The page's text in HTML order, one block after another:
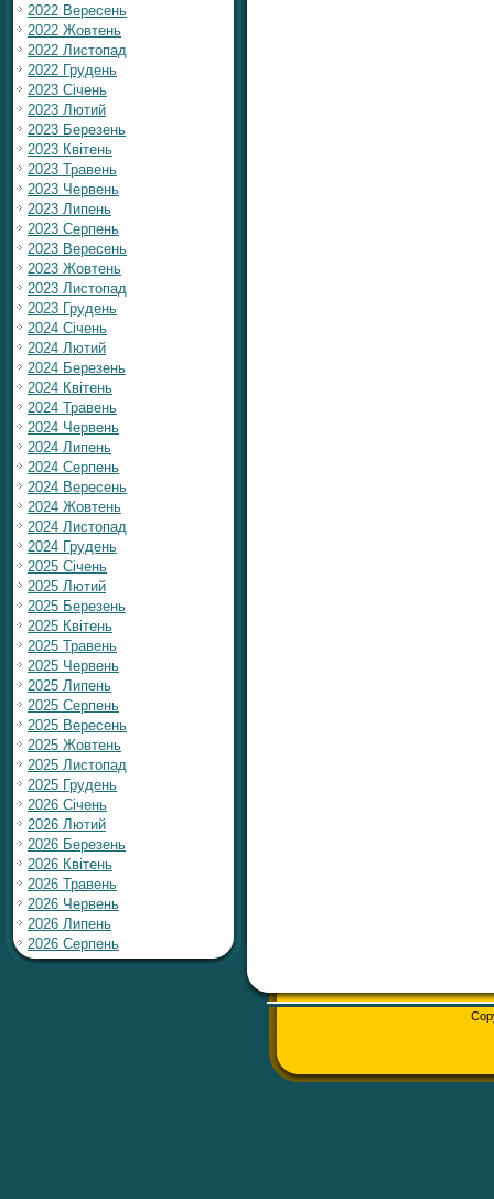
2022 Вересень
2022 Жовтень
2022 Листопад
2022 Грудень
2023 Січень
2023 Лютий
2023 Березень
2023 Квітень
2023 Травень
2023 Червень
2023 Липень
2023 Серпень
2023 Вересень
2023 Жовтень
2023 Листопад
2023 Грудень
2024 Січень
2024 Лютий
2024 Березень
2024 Квітень
2024 Травень
2024 Червень
2024 Липень
2024 Серпень
2024 Вересень
2024 Жовтень
2024 Листопад
2024 Грудень
2025 Січень
2025 Лютий
2025 Березень
2025 Квітень
2025 Травень
2025 Червень
2025 Липень
2025 Серпень
2025 Вересень
2025 Жовтень
2025 Листопад
2025 Грудень
2026 Січень
2026 Лютий
2026 Березень
2026 Квітень
2026 Травень
2026 Червень
2026 Липень
2026 Серпень